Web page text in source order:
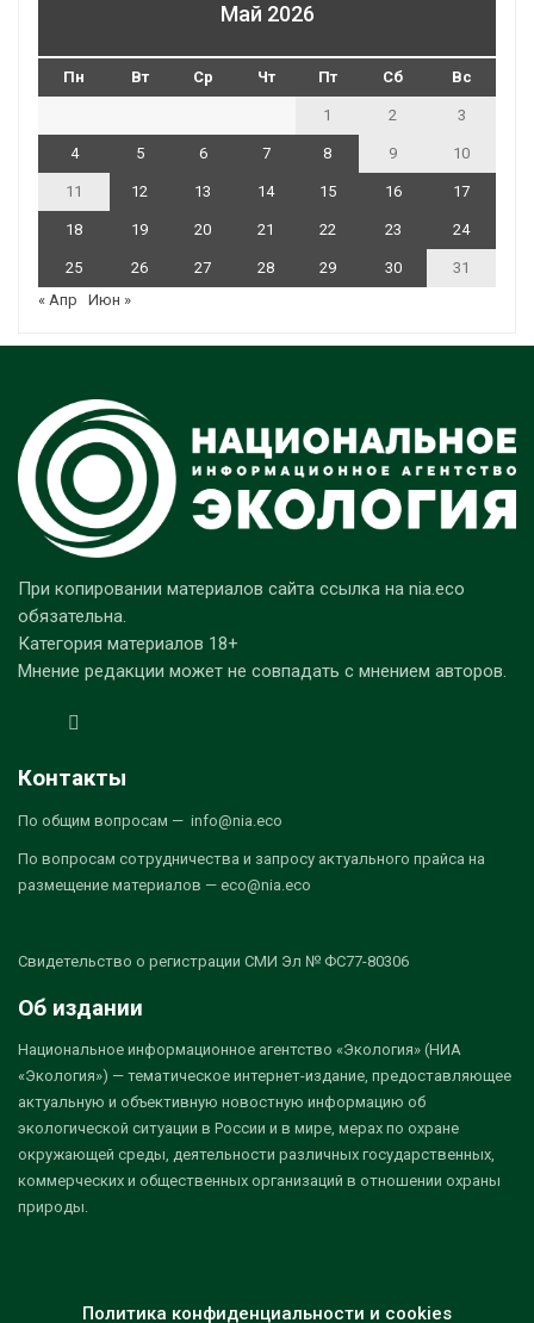
Май 2026
Пн Вт Ср Чт Пт Сб Вс
1 2 3
4 5 6 7 8 9 10
11 12 13 14 15 16 17
18 19 20 21 22 23 24
25 26 27 28 29 30
31
« Апр
Июн »
При копировании материалов сайта ссылка на nia.eco
обязательна.
Категория материалов 18+
Мнение редакции может не совпадать с мнением авторов.
Контакты
По общим вопросам — info@nia.eco
По вопросам сотрудничества и запросу актуального прайса на
размещение материалов — eco@nia.eco
Свидетельство о регистрации СМИ Эл № ФС77-80306
Об издании
Национальное информационное агентство «Экология» (НИА
«Экология») — тематическое интернет-издание, предоставляющее
актуальную и объективную новостную информацию об
экологической ситуации в России и в мире, мерах по охране
окружающей среды, деятельности различных государственных,
коммерческих и общественных организаций в отношении охраны
природы.
Политика конфиденциальности и cookies